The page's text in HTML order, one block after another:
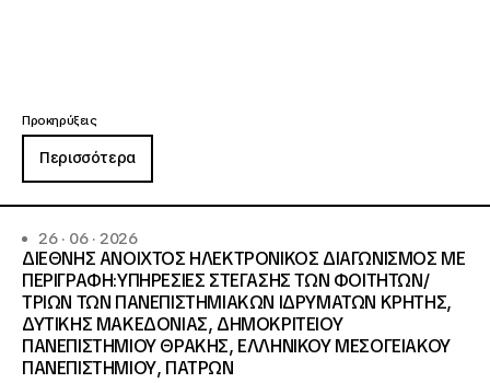
Προκηρύξεις
Περισσότερα
26 · 06 · 2026
ΔΙΕΘΝΗΣ ΑΝΟΙΧΤΟΣ ΗΛΕΚΤΡΟΝΙΚΟΣ ΔΙΑΓΩΝΙΣΜΟΣ ΜΕ
ΠΕΡΙΓΡΑΦΗ:ΥΠΗΡΕΣΙΕΣ ΣΤΕΓΑΣΗΣ ΤΩΝ ΦΟΙΤΗΤΩΝ/
ΤΡΙΩΝ ΤΩΝ ΠΑΝΕΠΙΣΤΗΜΙΑΚΩΝ ΙΔΡΥΜΑΤΩΝ KΡΗΤΗΣ,
ΔΥΤΙΚΗΣ ΜΑΚΕΔΟΝΙΑΣ, ΔΗΜΟΚΡΙΤΕΙΟΥ
ΠΑΝΕΠΙΣΤΗΜΙΟΥ ΘΡΑΚΗΣ, ΕΛΛΗΝΙΚΟΥ ΜΕΣΟΓΕΙΑΚΟΥ
ΠΑΝΕΠΙΣΤΗΜΙΟΥ, ΠΑΤΡΩΝ